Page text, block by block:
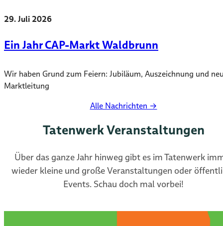
29. Juli 2026
Ein Jahr CAP-Markt Waldbrunn
Wir haben Grund zum Feiern: Jubiläum, Auszeichnung und
Marktleitung
Alle Nachrichten →
Tatenwerk Veranstaltungen
Über das ganze Jahr hinweg gibt es im Tatenwerk
wieder kleine und große Veranstaltungen oder
Events. Schau doch mal vorbei!